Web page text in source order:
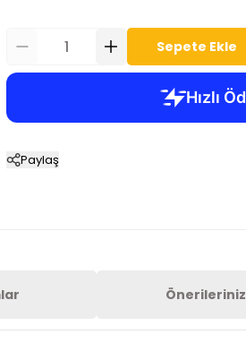
Sepete Ekle
Paylaş
Önerileriniz